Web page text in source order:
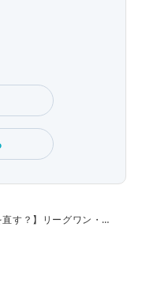
】リーグワン・神戸が特別な一戦で勝利